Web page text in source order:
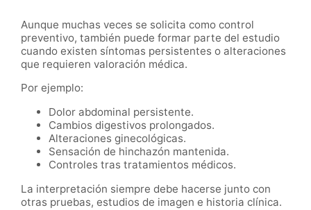
Aunque muchas veces se solicita como control
preventivo, también puede formar parte del estudio
cuando existen síntomas persistentes o alteraciones
que requieren valoración médica.
Por ejemplo:
Dolor abdominal persistente.
Cambios digestivos prolongados.
Alteraciones ginecológicas.
Sensación de hinchazón mantenida.
Controles tras tratamientos médicos.
La interpretación siempre debe hacerse junto con
otras pruebas, estudios de imagen e historia clínica.